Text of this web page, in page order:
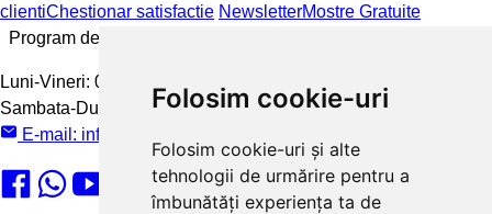
Folosim cookie-uri
Folosim cookie-uri și alte
tehnologii de urmărire pentru a
îmbunătăți experiența ta de
clientiChestionar satisfactie NewsletterMostre Gratuite
Program de lucru
Luni-Vineri: 08:00 - 16:00
Sambata-Duminica:inchis
E-mail: info@sipca-gard.ro